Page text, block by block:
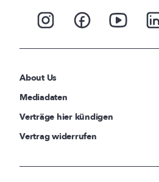
About Us
Mediadaten
Verträge hier kündigen
Vertrag widerrufen